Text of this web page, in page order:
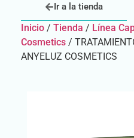
Ir a la tienda
Inicio / Tienda / Línea
Cosmetics /
ANYELUZ COSMETICS